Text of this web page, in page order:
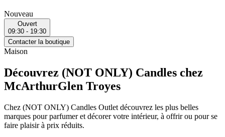
Nouveau
Ouvert
09:30 - 19:30
Contacter la boutique
Maison
Découvrez (NOT ONLY) Candles chez
McArthurGlen Troyes
Chez (NOT ONLY) Candles Outlet découvrez les plus belles
marques pour parfumer et décorer votre intérieur, à offrir ou pour se
faire plaisir à prix réduits.